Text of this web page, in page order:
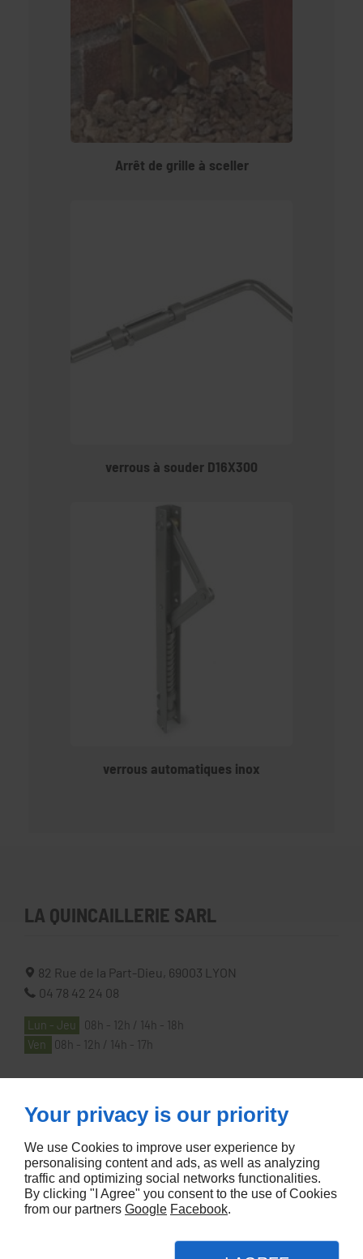
Arrêt de grille à sceller
verrous à souder D16X300
verrous automatiques inox
LA QUINCAILLERIE SARL
82 Rue de la Part-Dieu, 69003
LYON
04 78 42 24 08
Lun - Jeu
08h - 12h / 14h - 18h
Ven
08h - 12h / 14h - 17h
À PROPOS
Accueil
Contactez-nous
Mentions légales
Plan du site
Your privacy is our priority
We use Cookies to improve user experience by
personalising content and ads, as well as analyzing
traffic and optimizing social networks functionalities.
By clicking "I Agree" you consent to the use of Cookies
from our partners Google Facebook.